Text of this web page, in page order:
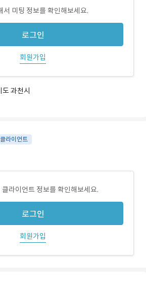
서 미팅 정보를 확인해보세요.
로그인
회원가입
도 과천시
클라이언트
라이언트 정보를 확인해보세요.
로그인
회원가입